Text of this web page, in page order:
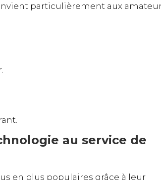
particulièrement aux
au service de
en plus populaires grâce à leur